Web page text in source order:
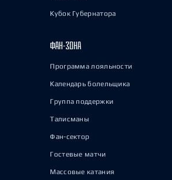
Кубок Губернатора
ФАН-ЗОНА
Программа лояльности
Календарь болельщика
Группа поддержки
Талисманы
Фан-сектор
Гостевые матчи
Массовые катания